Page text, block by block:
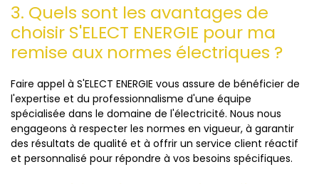
3. Quels sont les avantages de
choisir S'ELECT ENERGIE pour ma
remise aux normes électriques ?
Faire appel à S'ELECT ENERGIE vous assure de bénéficier de
l'expertise et du professionnalisme d'une équipe
spécialisée dans le domaine de l'électricité. Nous nous
engageons à respecter les normes en vigueur, à garantir
des résultats de qualité et à offrir un service client réactif
et personnalisé pour répondre à vos besoins spécifiques.